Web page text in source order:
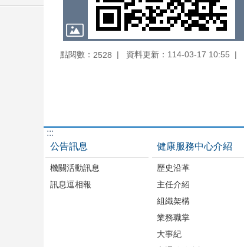
點閱數： 2528 資料更新：114-03-17 10:55
:::
公告訊息
機關活動訊息
訊息逗相報
健康服務中心介紹
歷史沿革
主任介紹
組織架構
業務職掌
大事紀